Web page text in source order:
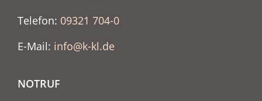
Telefon: 09321 704-0
E-Mail: info@k-kl.de
NOTRUF